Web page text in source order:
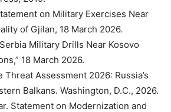
on Military Exercises Near
of Gjilan, 18 March 2026.
Military Drills Near Kosovo
18 March 2026.
Threat Assessment 2026: Russia’s
Balkans. Washington, D.C., 2026.
Statement on Modernization and